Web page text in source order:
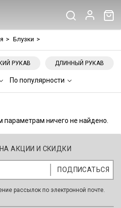
> Блузки >
РУКАВ ДЛИННЫЙ РУКАВ
По популярности
ничего не найдено.
АКЦИИ И СКИДКИ
рассылок по электронной почте.